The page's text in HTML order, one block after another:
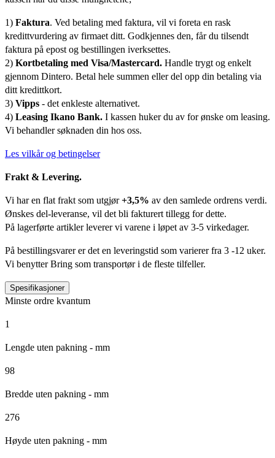
1) Faktura. Ved betaling med faktura, vil vi foreta en rask
kredittvurdering av firmaet ditt. Godkjennes den, får du tilsendt
faktura på epost og bestillingen iverksettes.
2) Kortbetaling med Visa/Mastercard. Handle trygt og enkelt
gjennom Dintero. Betal hele summen eller del opp din betaling via
ditt kredittkort.
3) Vipps - det enkleste alternativet.
4) Leasing Ikano Bank. I kassen huker du av for ønske om leasing.
Vi behandler søknaden din hos oss.
Les vilkår og betingelser
Frakt & Levering.
Vi har en flat frakt som utgjør+3,5% av den samlede ordrens verdi.
Ønskes del-leveranse, vil det bli fakturert tillegg for dette.
På lagerførte artikler leverer vi varene i løpet av 3-5 virkedager.
På bestillingsvarer er det en leveringstid som varierer fra 3 -12 uker.
Vi benytter Bring som transportør i de fleste tilfeller.
Spesifikasjoner
Minste ordre kvantum
1
Lengde uten pakning - mm
98
Bredde uten pakning - mm
276
Høyde uten pakning - mm